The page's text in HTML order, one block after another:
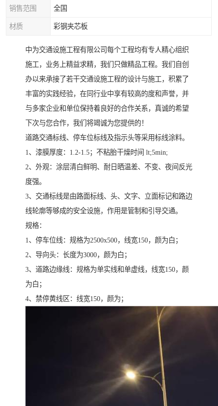
销售范围 全国
材质 彩钢夹芯板
中为交通设施工程有限公司每个工程均有专人精心组织
施工，业务上精益求精，我们只做精品工程。我们自创
办以来承接了若干交通设施工程的设计与施工，积累了
丰富的实践经验，在同行业中享有较高的度和声誉，并
与多家企业和单位保持着良好的合作关系，真诚的希望
下次与您合作，我们将竭诚为您提供的！
道路交通标线、停车位标线及指示头等采用标线涂料。
1、漆膜厚度：1.2-1.5；不粘胎干燥时间 lt;5min;
2、外观：涂层清白鲜明、耐日晒温差、不变、夜间反光
度强。
3、交通标线是由路面标线、头、文字、立面标记和路边
线轮廓等够成的安全设施，作用是管制和引导交通。
规格：
1、停车位线：规格为2500x500，线宽150，颜为白；
2、导向头：长度为3000，颜为白；
3、道路边缘线：规格为单实线和单虚线，线宽150，颜
为白；
4、禁停黄线区：线宽150，颜为；